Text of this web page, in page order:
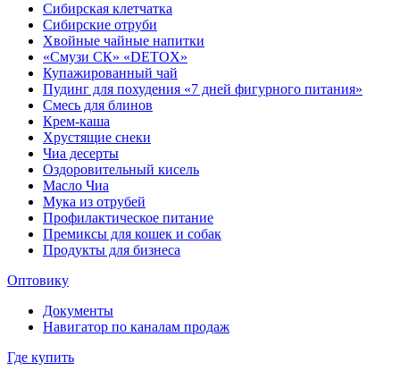
Сибирская клетчатка
Сибирские отруби
Хвойные чайные напитки
«Смузи СК» «DETOX»
Купажированный чай
Пудинг для похудения «7 дней фигурного питания»
Смесь для блинов
Крем-каша
Хрустящие снеки
Чиа десерты
Оздоровительный кисель
Масло Чиа
Мука из отрубей
Профилактическое питание
Премиксы для кошек и собак
Продукты для бизнеса
Оптовику
Документы
Навигатор по каналам продаж
Где купить